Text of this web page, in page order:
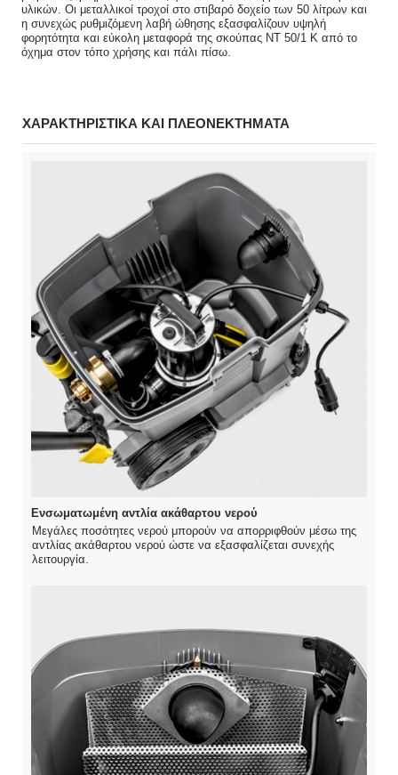
υλικών. Οι μεταλλικοί τροχοί στο στιβαρό δοχείο των 50 λίτρων και
η συνεχώς ρυθμιζόμενη λαβή ώθησης εξασφαλίζουν υψηλή
φορητότητα και εύκολη μεταφορά της σκούπας NT 50/1 K από το
όχημα στον τόπο χρήσης και πάλι πίσω.
ΧΑΡΑΚΤΗΡΙΣΤΙΚΑ ΚΑΙ ΠΛΕΟΝΕΚΤΗΜΑΤΑ
Ενσωματωμένη αντλία ακάθαρτου νερού
Μεγάλες ποσότητες νερού μπορούν να απορριφθούν μέσω της
αντλίας ακάθαρτου νερού ώστε να εξασφαλίζεται συνεχής
λειτουργία.